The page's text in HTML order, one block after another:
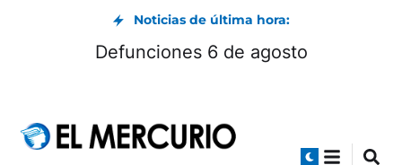
Noticias de última hora:
Defunciones 6 de agosto